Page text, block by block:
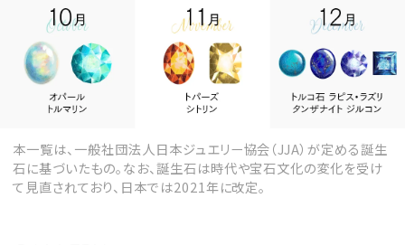
本一覧は、一般社団法人日本ジュエリー協会（JJA）が定める誕生
石に基づいたもの。なお、誕生石は時代や宝石文化の変化を受け
て見直されており、日本では2021年に改定。